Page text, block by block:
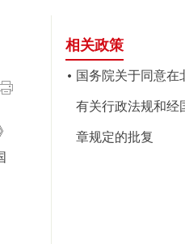
相关政策
国务院关于同意在
有关行政法规和经
章规定的批复